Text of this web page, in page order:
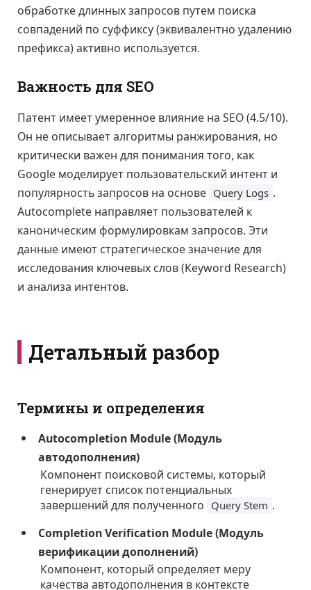
обработке длинных запросов путем поиска
совпадений по суффиксу (эквивалентно удалению
префикса) активно используется.
Важность для SEO
Патент имеет умеренное влияние на SEO (4.5/10).
Он не описывает алгоритмы ранжирования, но
критически важен для понимания того, как
Google моделирует пользовательский интент и
популярность запросов на основе Query Logs .
Autocomplete направляет пользователей к
каноническим формулировкам запросов. Эти
данные имеют стратегическое значение для
исследования ключевых слов (Keyword Research)
и анализа интентов.
Детальный разбор
Термины и определения
Autocompletion Module (Модуль
автодополнения)
Компонент поисковой системы, который
генерирует список потенциальных
завершений для полученного Query Stem .
Completion Verification Module (Модуль
верификации дополнений)
Компонент, который определяет меру
качества автодополнения в контексте